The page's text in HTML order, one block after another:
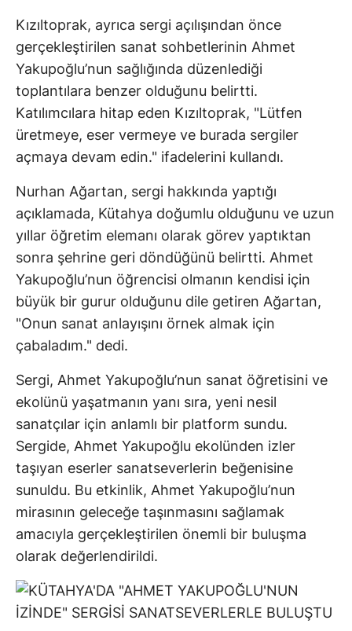
Kızıltoprak, ayrıca sergi açılışından önce
gerçekleştirilen sanat sohbetlerinin Ahmet
Yakupoğlu’nun sağlığında düzenlediği
toplantılara benzer olduğunu belirtti.
Katılımcılara hitap eden Kızıltoprak, "Lütfen
üretmeye, eser vermeye ve burada sergiler
açmaya devam edin." ifadelerini kullandı.
Nurhan Ağartan, sergi hakkında yaptığı
açıklamada, Kütahya doğumlu olduğunu ve uzun
yıllar öğretim elemanı olarak görev yaptıktan
sonra şehrine geri döndüğünü belirtti. Ahmet
Yakupoğlu’nun öğrencisi olmanın kendisi için
büyük bir gurur olduğunu dile getiren Ağartan,
"Onun sanat anlayışını örnek almak için
çabaladım." dedi.
Sergi, Ahmet Yakupoğlu’nun sanat öğretisini ve
ekolünü yaşatmanın yanı sıra, yeni nesil
sanatçılar için anlamlı bir platform sundu.
Sergide, Ahmet Yakupoğlu ekolünden izler
taşıyan eserler sanatseverlerin beğenisine
sunuldu. Bu etkinlik, Ahmet Yakupoğlu’nun
mirasının geleceğe taşınmasını sağlamak
amacıyla gerçekleştirilen önemli bir buluşma
olarak değerlendirildi.